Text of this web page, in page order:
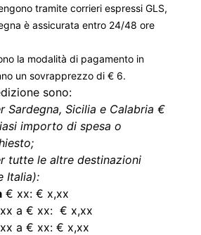
tramite corrieri espressi GLS,
è assicurata entro 24/48 ore
la modalità di pagamento in
un sovrapprezzo di € 6.
sono:
Sardegna, Sicilia e Calabria €
importo di spesa o
tutte le altre destinazioni
Italia):
€ xx: € x,xx
a € xx: € x,xx
a € xx: € x,xx